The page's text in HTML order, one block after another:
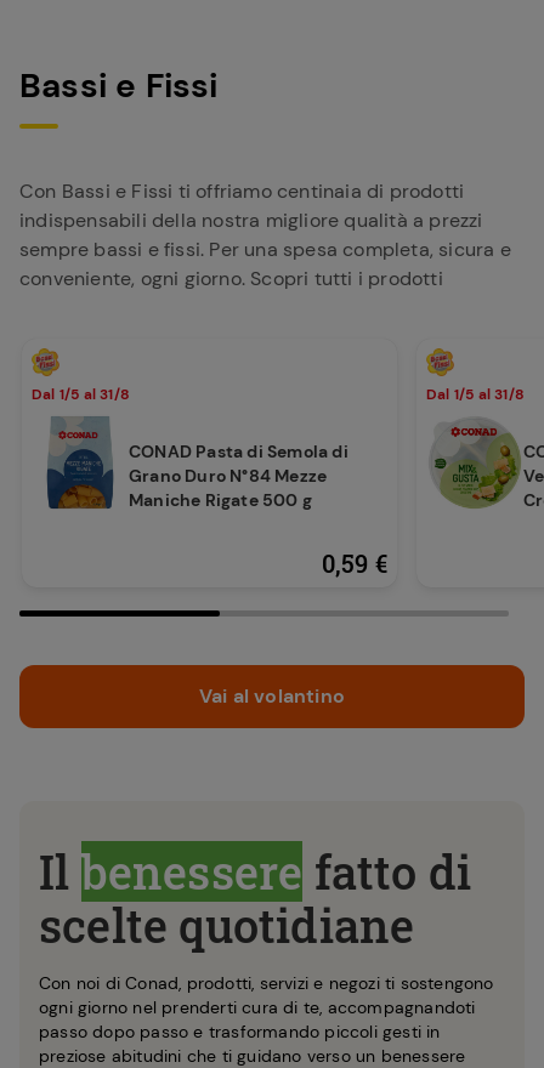
Bassi e Fissi
Con Bassi e Fissi ti offriamo centinaia di prodotti
indispensabili della nostra migliore qualità a prezzi
sempre bassi e fissi. Per una spesa completa, sicura e
conveniente, ogni giorno. Scopri tutti i prodotti
Dal 1/5 al 31/8
CONAD Pasta di Semola di
Grano Duro N°84 Mezze
Maniche Rigate 500 g
0,59 €
Dal 1/5 al 31/8
Vai al volantino
Il benessere fatto di
scelte quotidiane
Con noi di Conad, prodotti, servizi e negozi ti sostengono
ogni giorno nel prenderti cura di te, accompagnandoti
passo dopo passo e trasformando piccoli gesti in
preziose abitudini che ti guidano verso un benessere